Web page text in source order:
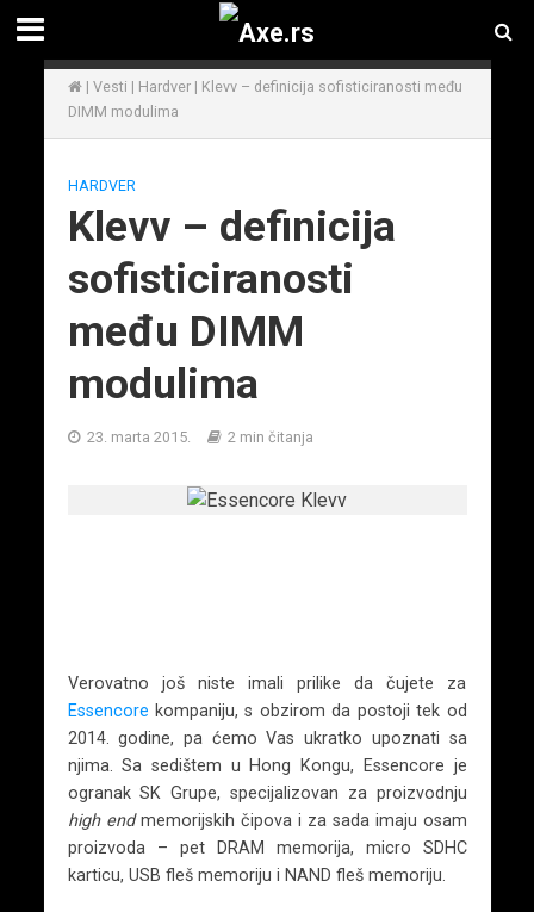
| Vesti | Hardver| Klevv – definicija sofisticiranosti među
DIMM modulima
HARDVER
Klevv – definicija
sofisticiranosti
među DIMM
modulima
23. marta 2015. 2 min čitanja
Verovatno još niste imali prilike da čujete za
Essencore kompaniju, s obzirom da postoji tek od
2014. godine, pa ćemo Vas ukratko upoznati sa
njima. Sa sedištem u Hong Kongu, Essencore je
ogranak SK Grupe, specijalizovan za proizvodnju
high endmemorijskih čipova i za sada imaju osam
proizvoda – pet DRAM memorija, micro SDHC
karticu, USB fleš memoriju i NAND fleš memoriju.